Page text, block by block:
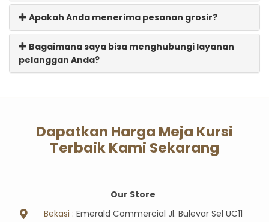
Apakah Anda menerima pesanan grosir?
Bagaimana saya bisa menghubungi layanan
pelanggan Anda?
Dapatkan Harga Meja Kursi
Terbaik Kami Sekarang
Our Store
Bekasi : Emerald Commercial Jl. Bulevar Sel UC11